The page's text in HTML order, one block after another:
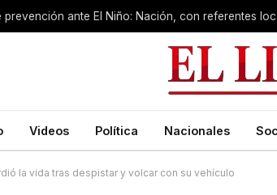
prevención ante El Niño: Nación, con referentes
Videos Política Nacionales
la vida tras despistar y volcar con su vehículo